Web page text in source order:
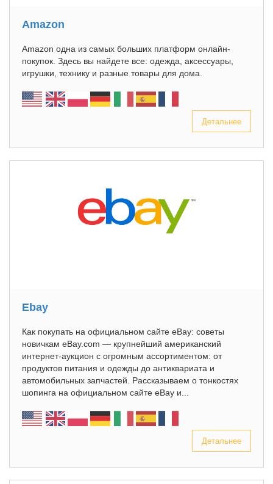
Amazon
Amazon одна из самых больших платформ онлайн-
покупок. Здесь вы найдете все: одежда, аксессуары,
игрушки, технику и разные товары для дома.
Детальнее
Ebay
Как покупать на официальном сайте eBay: советы
новичкам eBay.com — крупнейший американский
интернет-аукцион с огромным ассортиментом: от
продуктов питания и одежды до антиквариата и
автомобильных запчастей. Рассказываем о тонкостях
шопинга на официальном сайте eBay и...
Детальнее